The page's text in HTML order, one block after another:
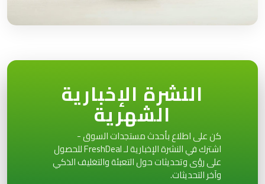
النشرة الإخبارية
الشهرية
كن على اطلاع بأحدث مستجدات السوق -
اشترك في النشرة الإخبارية لـ FreshDeal للحصول
على رؤى وتحديثات حول التعبئة والتغليف الذكي
وآخر التحديثات.